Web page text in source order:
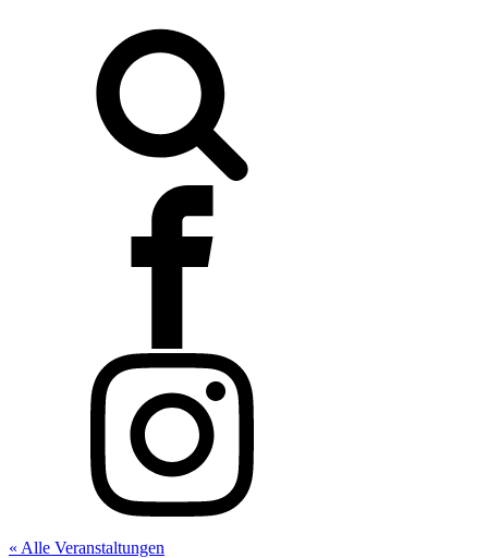
« Alle Veranstaltungen